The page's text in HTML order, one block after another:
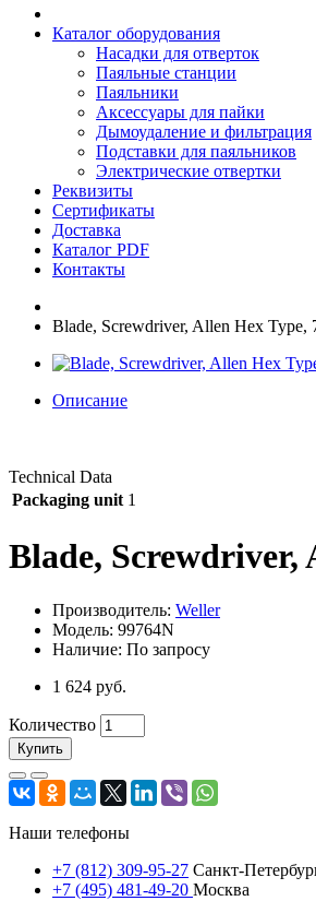
Каталог оборудования
Насадки для отверток
Паяльные станции
Паяльники
Аксессуары для пайки
Дымоудаление и фильтрация
Подставки для паяльников
Электрические отвертки
Реквизиты
Сертификаты
Доставка
Каталог PDF
Контакты
Blade, Screwdriver, Allen Hex Type,
Описание
Technical Data
Packaging unit 1
Blade, Screwdriver,
Производитель: Weller
Модель: 99764N
Наличие: По запросу
1 624 руб.
Количество
Купить
Наши телефоны
+7 (812) 309-95-27 Санкт-
+7 (495) 481-49-20 Москва